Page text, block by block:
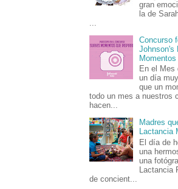
gran
la de
Concurso
Johnson's
En el Mes
un día
que un
todo un mes a nuestros
hacen...
Madres
Lactancia
El día de
una
una
de concient...